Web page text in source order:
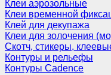
Клеи аэрозольные
Клеи временной
Клей для декупажа
Клеи для золочения
Скотч, стикеры,
Контуры и рельефы
Контуры Cadence